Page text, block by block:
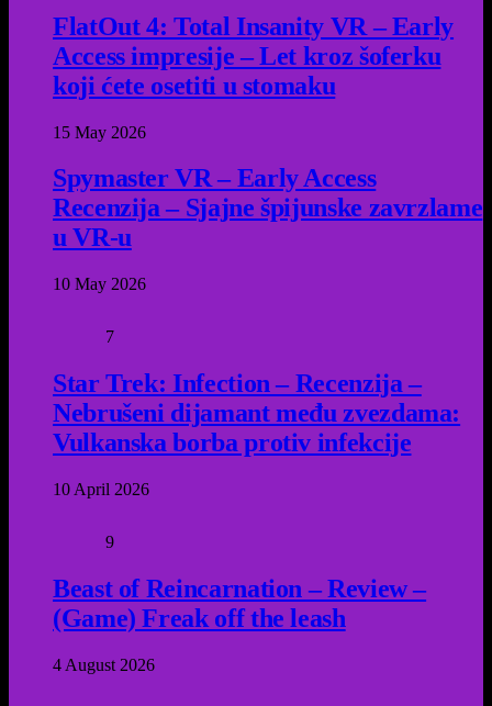
FlatOut 4: Total Insanity VR – Early
Access impresije – Let kroz šoferku
koji ćete osetiti u stomaku
15 May 2026
Spymaster VR – Early Access
Recenzija – Sjajne špijunske zavrzlame
u VR-u
10 May 2026
7
Star Trek: Infection – Recenzija –
Nebrušeni dijamant među zvezdama:
Vulkanska borba protiv infekcije
10 April 2026
9
Beast of Reincarnation – Review –
(Game) Freak off the leash
4 August 2026